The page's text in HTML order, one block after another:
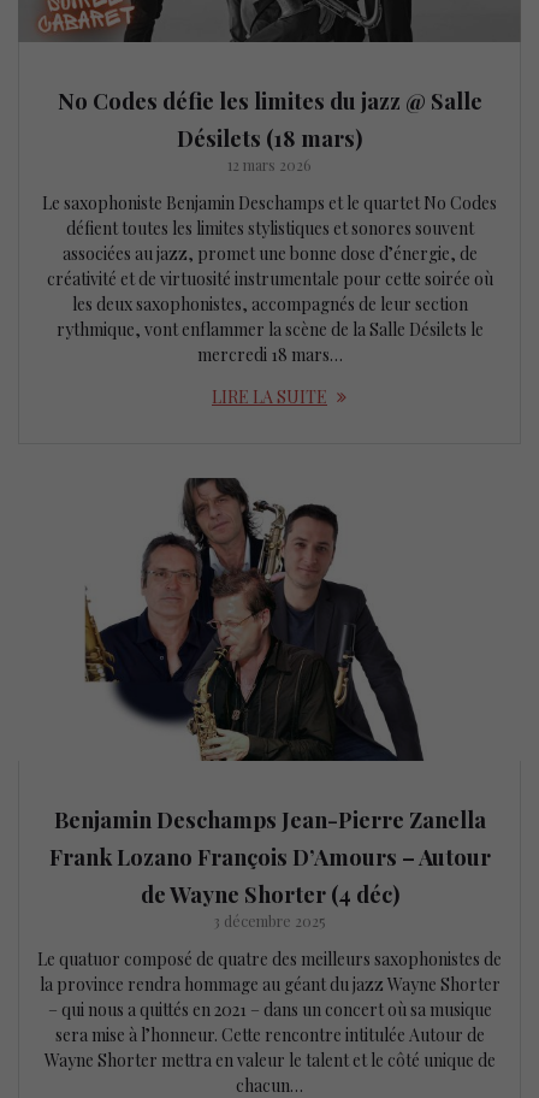
No Codes défie les limites du jazz @ Salle
Désilets (18 mars)
12 mars 2026
Le saxophoniste Benjamin Deschamps et le quartet No Codes
défient toutes les limites stylistiques et sonores souvent
associées au jazz, promet une bonne dose d’énergie, de
créativité et de virtuosité instrumentale pour cette soirée où
les deux saxophonistes, accompagnés de leur section
rythmique, vont enflammer la scène de la Salle Désilets le
mercredi 18 mars…
LIRE LA SUITE
Benjamin Deschamps Jean-Pierre Zanella
Frank Lozano François D’Amours – Autour
de Wayne Shorter (4 déc)
3 décembre 2025
Le quatuor composé de quatre des meilleurs saxophonistes de
la province rendra hommage au géant du jazz Wayne Shorter
– qui nous a quittés en 2021 – dans un concert où sa musique
sera mise à l’honneur. Cette rencontre intitulée Autour de
Wayne Shorter mettra en valeur le talent et le côté unique de
chacun…